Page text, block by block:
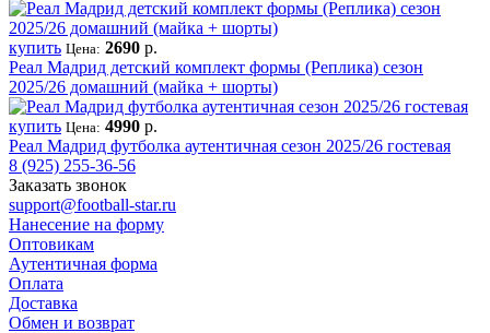
купить Цена: 2690 р.
Реал Мадрид детский комплект формы (Реплика) сезон
2025/26 домашний (майка + шорты)
купить Цена: 4990 р.
Реал Мадрид футболка аутентичная сезон 2025/26 гостевая
8 (925) 255-36-56
Заказать звонок
support@football-star.ru
Нанесение на форму
Оптовикам
Аутентичная форма
Оплата
Доставка
Обмен и возврат